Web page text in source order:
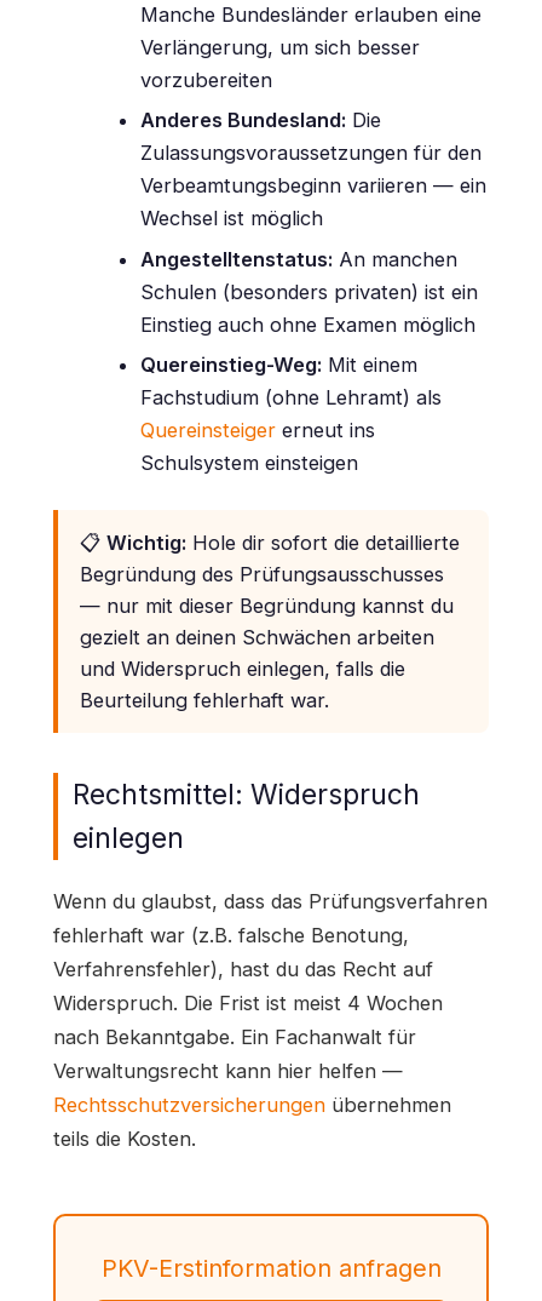
Manche Bundesländer erlauben eine
Verlängerung, um sich besser
vorzubereiten
Anderes Bundesland: Die
Zulassungsvoraussetzungen für den
Verbeamtungsbeginn variieren — ein
Wechsel ist möglich
Angestelltenstatus: An manchen
Schulen (besonders privaten) ist ein
Einstieg auch ohne Examen möglich
Quereinstieg-Weg: Mit einem
Fachstudium (ohne Lehramt) als
Quereinsteiger erneut ins
Schulsystem einsteigen
📋 Wichtig: Hole dir sofort die detaillierte
Begründung des Prüfungsausschusses
— nur mit dieser Begründung kannst du
gezielt an deinen Schwächen arbeiten
und Widerspruch einlegen, falls die
Beurteilung fehlerhaft war.
Rechtsmittel: Widerspruch
einlegen
Wenn du glaubst, dass das Prüfungsverfahren
fehlerhaft war (z.B. falsche Benotung,
Verfahrensfehler), hast du das Recht auf
Widerspruch. Die Frist ist meist 4 Wochen
nach Bekanntgabe. Ein Fachanwalt für
Verwaltungsrecht kann hier helfen —
Rechtsschutzversicherungen übernehmen
teils die Kosten.
PKV-Erstinformation anfragen